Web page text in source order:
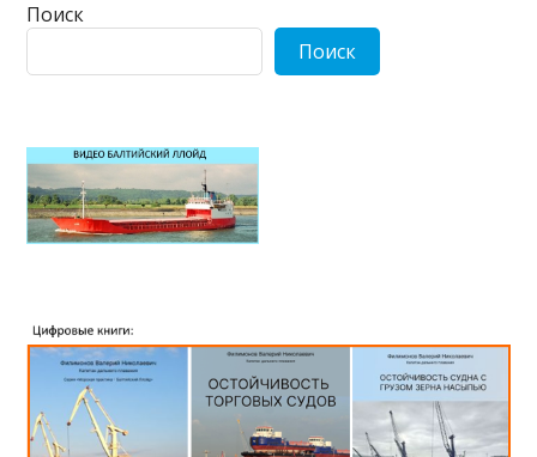
Поиск
Поиск